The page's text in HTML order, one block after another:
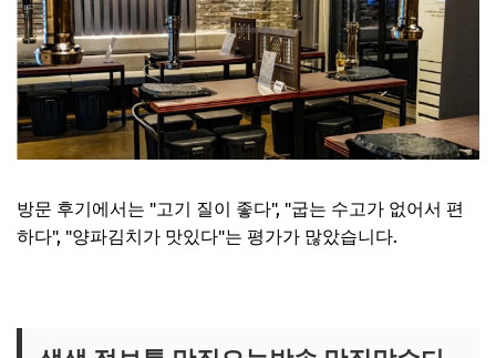
방문 후기에서는 "고기 질이 좋다", "굽는 수고가 없어서 편
하다", "양파김치가 맛있다"는 평가가 많았습니다.